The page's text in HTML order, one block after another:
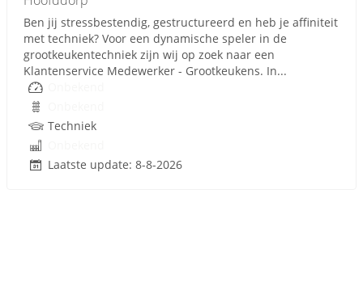
Ben jij stressbestendig, gestructureerd en heb je affiniteit
met techniek? Voor een dynamische speler in de
grootkeukentechniek zijn wij op zoek naar een
Klantenservice Medewerker - Grootkeukens. In...
Techniek
Laatste update: 8-8-2026